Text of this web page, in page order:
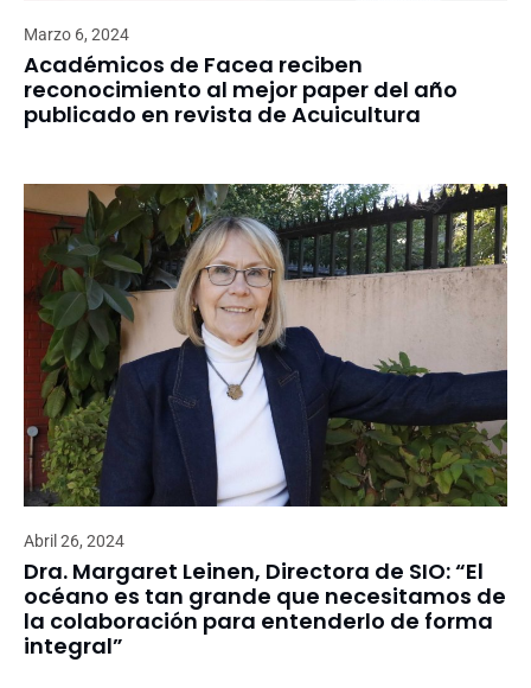
Marzo 6, 2024
Académicos de Facea reciben
reconocimiento al mejor paper del año
publicado en revista de Acuicultura
Abril 26, 2024
Dra. Margaret Leinen, Directora de SIO: “El
océano es tan grande que necesitamos de
la colaboración para entenderlo de forma
integral”